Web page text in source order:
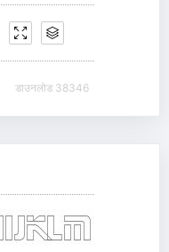
डाउनलोड 38346